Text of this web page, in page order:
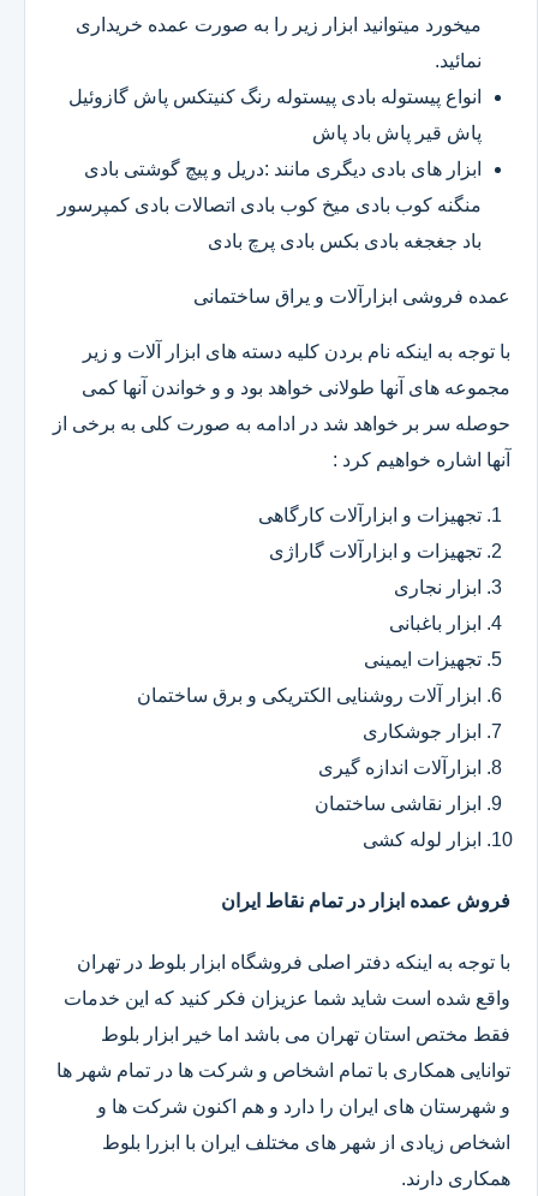
میخورد میتوانید ابزار زیر را به صورت عمده خریداری
نمائید.
انواع پیستوله بادی پیستوله رنگ کنیتکس پاش گازوئیل
پاش قیر پاش باد پاش
ابزار های بادی دیگری مانند :دریل و پیچ گوشتی بادی
منگنه کوب بادی میخ کوب بادی اتصالات بادی کمپرسور
باد جغجغه بادی بکس بادی پرچ بادی
عمده فروشی ابزارآلات و یراق ساختمانی
با توجه به اینکه نام بردن کلیه دسته های ابزار آلات و زیر
مجموعه های آنها طولانی خواهد بود و و خواندن آنها کمی
حوصله سر بر خواهد شد در ادامه به صورت کلی به برخی از
آنها اشاره خواهیم کرد :
تجهیزات و ابزارآلات کارگاهی
تجهیزات و ابزارآلات گاراژی
ابزار نجاری
ابزار باغبانی
تجهیزات ایمینی
ابزار آلات روشنایی الکتریکی و برق ساختمان
ابزار جوشکاری
ابزارآلات اندازه گیری
ابزار نقاشی ساختمان
ابزار لوله کشی
فروش عمده ابزار در تمام نقاط ایران
با توجه به اینکه دفتر اصلی فروشگاه ابزار بلوط در تهران
واقع شده است شاید شما عزیزان فکر کنید که این خدمات
فقط مختص استان تهران می باشد اما خیر ابزار بلوط
توانایی همکاری با تمام اشخاص و شرکت ها در تمام شهر ها
و شهرستان های ایران را دارد و هم اکنون شرکت ها و
اشخاص زیادی از شهر های مختلف ایران با ابزرا بلوط
همکاری دارند.